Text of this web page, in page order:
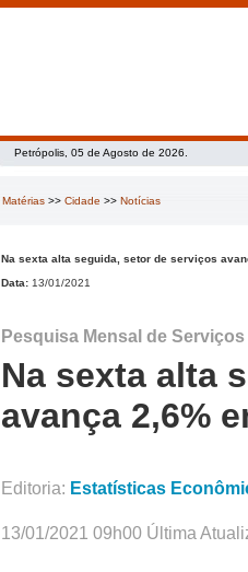
Petrópolis, 05 de Agosto de 2026.
Matérias >> Cidade >> Notícias
Na sexta alta seguida, setor de serviços
Data: 13/01/2021
Pesquisa Mensal de Serviços
Na sexta alta
avança 2,6%
Editoria: Estatísticas
13/01/2021 09h00 Última